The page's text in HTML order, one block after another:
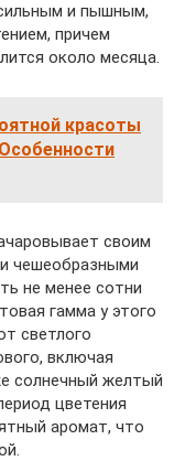
и пышным,
причем
около месяца.
красоты
своим
чешеобразными
не менее сотни
гамма у этого
светлого
включая
солнечный желтый
цветения
аромат, что